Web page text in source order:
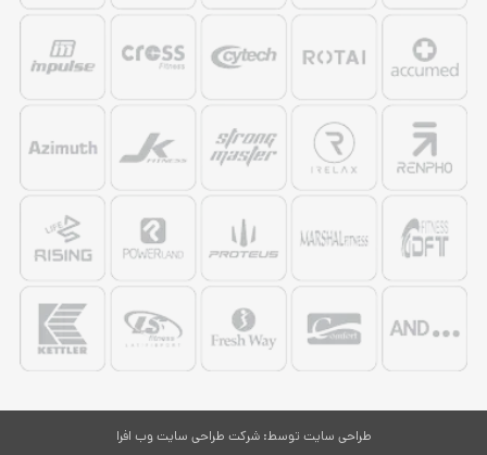
طراحی سایت توسط:شرکت طراحی سایت وب افرا